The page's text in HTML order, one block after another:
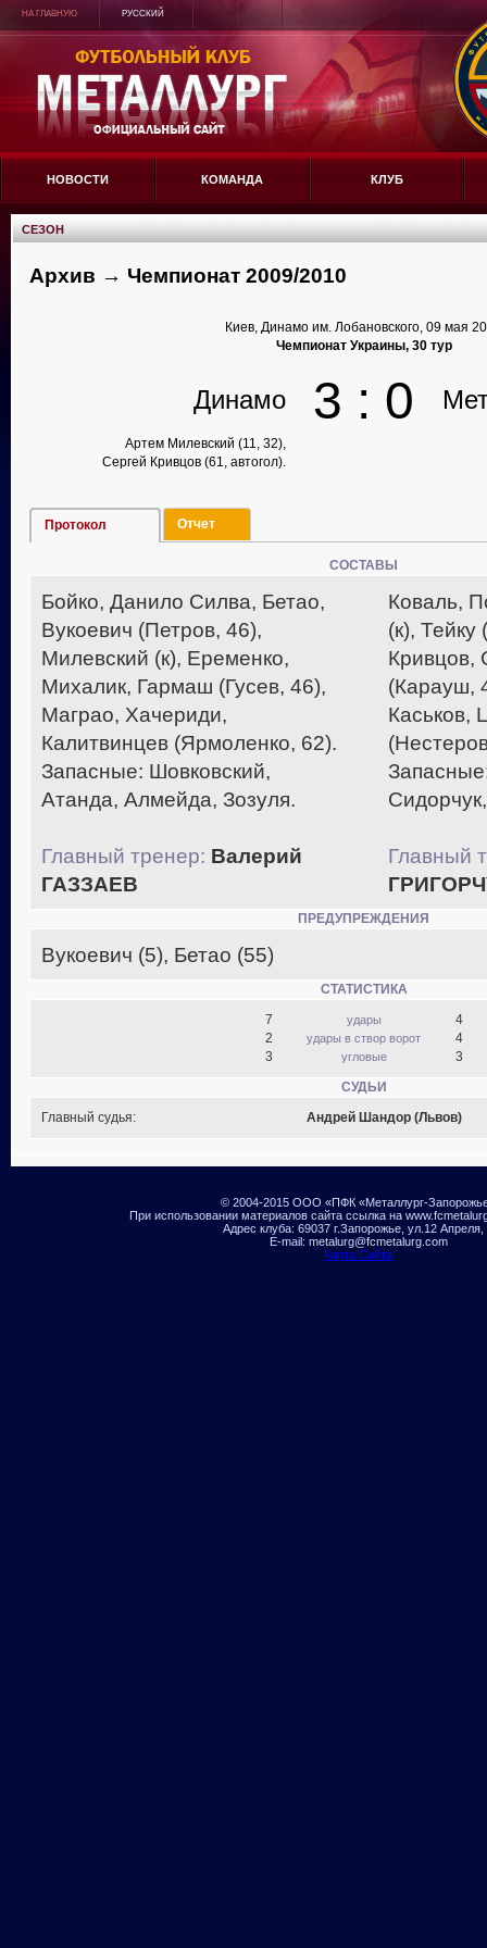
НА ГЛАВНУЮ РУССКИЙ
НОВОСТИ КОМАНДА КЛУБ
СЕЗОН
Архив → Чемпионат 2009/2010
Киев, Динамо им. Лобановского, 09 мая
Чемпионат Украины, 30 тур
Динамо 3 : 0
Артем Милевский (11, 32),
Сергей Кривцов (61, автогол).
Протокол Отчет
СОСТАВЫ
Бойко, Данило Силва, Бетао,
Вукоевич (Петров, 46),
Милевский (к), Еременко,
Михалик, Гармаш (Гусев, 46),
Маграо, Хачериди,
Калитвинцев (Ярмоленко, 62).
Запасные: Шовковский,
Атанда, Алмейда, Зозуля.
Главный тренер: Валерий
ГАЗЗАЕВ
Коваль,
(к),
Кривцов,
(Карауш,
Каськов,
Главный
ПРЕДУПРЕЖДЕНИЯ
Вукоевич (5), Бетао (55)
СТАТИСТИКА
7
2
3
удары
удары в створ ворот
угловые
4
4
3
СУДЬИ
Главный судья:
Андрей Шандор (Львов)
© 2004-2015 ООО «ПФК «Металлург-
При использовании материалов сайта ссылка на
Адрес клуба: 69037 г.Запорожье, ул.12 Апреля,
E-mail: metalurg@fcmetalurg.com
Карта Сайта